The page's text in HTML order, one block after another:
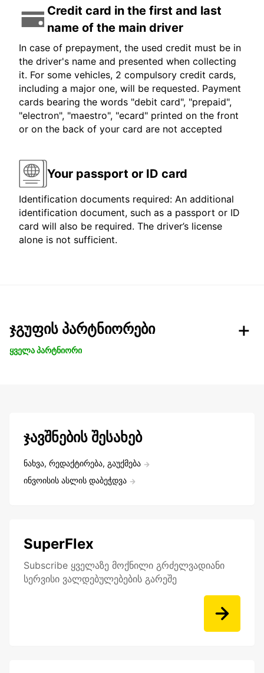
Credit card in the first and last
name of the main driver
In case of prepayment, the used credit must be in
the driver's name and presented when collecting
it. For some vehicles, 2 compulsory credit cards,
including a major one, will be requested. Payment
cards bearing the words "debit card", "prepaid",
"electron", "maestro", "ecard" printed on the front
or on the back of your card are not accepted
Your passport or ID card
Identification documents required: An additional
identification document, such as a passport or ID
card will also be required. The driver’s license
alone is not sufficient.
ჯგუფის პარტნიორები
ყველა პარტნიორი
ჯავშნების შესახებ
ნახვა, რედაქტირება, გაუქმება
ინვოისის ასლის დაბეჭდვა
SuperFlex
Subscribe ყველაზე მოქნილი გრძელვადიანი
სერვისი ვალდებულებების გარეშე